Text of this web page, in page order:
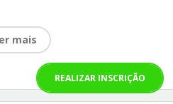
mais
REALIZAR INSCRIÇÃO